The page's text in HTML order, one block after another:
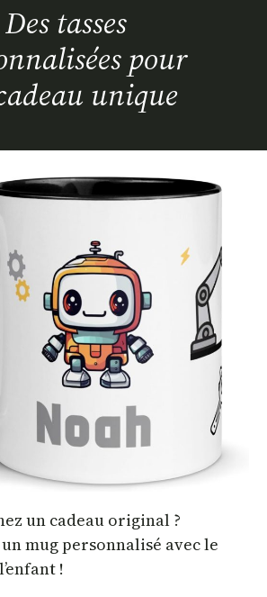
Des tasses
pour
unique
un cadeau original ?
mug personnalisé avec le
!